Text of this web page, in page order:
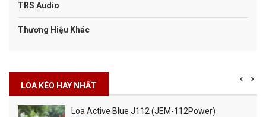
TRS Audio
Thương Hiệu Khác
LOA KÉO HAY NHẤT
Loa Active Blue J112 (JEM-112Power)